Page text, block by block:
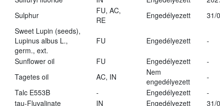
Sulphur
FU, AC,
RE
Engedélyezett
31/
Sweet Lupin (seeds),
Lupinus albus L.,
germ., ext.
FU Engedélyezett -
Sunflower oil FU Engedélyezett
-
Tagetes oil
AC, IN
Nem
engedélyezett
-
Talc E553B
- Engedélyezett
-
tau-Fluvalinate
IN Engedélyezett
31/